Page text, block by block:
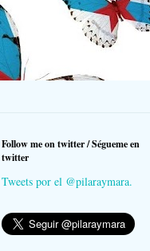
Follow me on twitter / Ségueme en
twitter
Tweets por el @pilaraymara.